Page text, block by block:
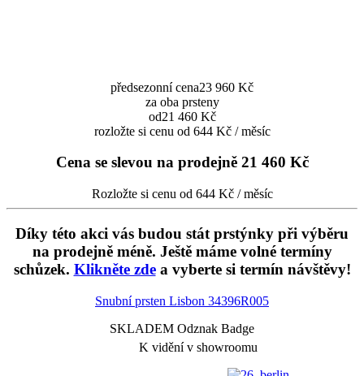
předsezonní cena23 960 Kč
za oba prsteny
od21 460 Kč
rozložte si cenu od 644 Kč / měsíc
Cena se slevou na prodejně 21 460 Kč
Rozložte si cenu od 644 Kč / měsíc
Díky této akci vás budou stát prstýnky při výběru
na prodejně méně. Ještě máme volné termíny
schůzek. Klikněte zdea vyberte si termín návštěvy!
Snubní prsten Lisbon 34396R005
SKLADEM Odznak Badge
K vidění v showroomu